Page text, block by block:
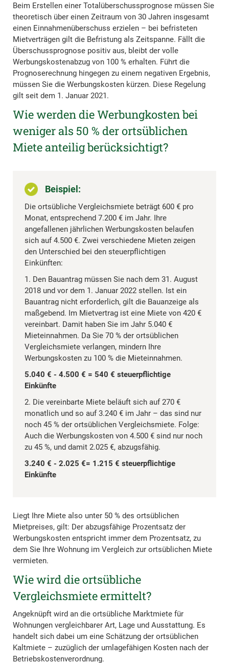
Beim Erstellen einer Totalüberschussprognose müssen Sie
theoretisch über einen Zeitraum von 30 Jahren insgesamt
einen Einnahmenüberschuss erzielen – bei befristeten
Mietverträgen gilt die Befristung als Zeitspanne. Fällt die
Überschussprognose positiv aus, bleibt der volle
Werbungskostenabzug von 100 % erhalten. Führt die
Prognoserechnung hingegen zu einem negativen Ergebnis,
müssen Sie die Werbungskosten kürzen. Diese Regelung
gilt seit dem 1. Januar 2021.
Wie werden die Werbungkosten bei
weniger als 50 % der ortsüblichen
Miete anteilig berücksichtigt?
Beispiel:
Die ortsübliche Vergleichsmiete beträgt 600 € pro
Monat, entsprechend 7.200 € im Jahr. Ihre
angefallenen jährlichen Werbungskosten belaufen
sich auf 4.500 €. Zwei verschiedene Mieten zeigen
den Unterschied bei den steuerpflichtigen
Einkünften:
1. Den Bauantrag müssen Sie nach dem 31. August
2018 und vor dem 1. Januar 2022 stellen. Ist ein
Bauantrag nicht erforderlich, gilt die Bauanzeige als
maßgebend. Im Mietvertrag ist eine Miete von 420 €
vereinbart. Damit haben Sie im Jahr 5.040 €
Mieteinnahmen. Da Sie 70 % der ortsüblichen
Vergleichsmiete verlangen, mindern Ihre
Werbungskosten zu 100 % die Mieteinnahmen.
5.040 € - 4.500 € = 540 € steuerpflichtige
Einkünfte
2. Die vereinbarte Miete beläuft sich auf 270 €
monatlich und so auf 3.240 € im Jahr – das sind nur
noch 45 % der ortsüblichen Vergleichsmiete. Folge:
Auch die Werbungskosten von 4.500 € sind nur noch
zu 45 %, und damit 2.025 €, abzugsfähig.
3.240 € - 2.025 €= 1.215 € steuerpflichtige
Einkünfte
Liegt Ihre Miete also unter 50 % des ortsüblichen
Mietpreises, gilt: Der abzugsfähige Prozentsatz der
Werbungskosten entspricht immer dem Prozentsatz, zu
dem Sie Ihre Wohnung im Vergleich zur ortsüblichen Miete
vermieten.
Wie wird die ortsübliche
Vergleichsmiete ermittelt?
Angeknüpft wird an die ortsübliche Marktmiete für
Wohnungen vergleichbarer Art, Lage und Ausstattung. Es
handelt sich dabei um eine Schätzung der ortsüblichen
Kaltmiete – zuzüglich der umlagefähigen Kosten nach der
Betriebskostenverordnung.